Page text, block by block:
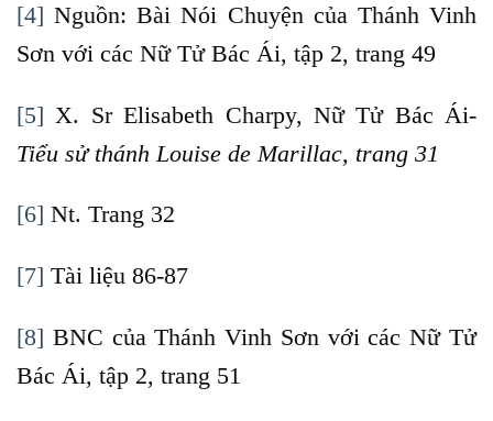
[4] Nguồn: Bài Nói Chuyện của Thánh Vinh
Sơn với các Nữ Tử Bác Ái, tập 2, trang 49
[5] X. Sr Elisabeth Charpy, Nữ Tử Bác Ái-
Tiểu sử thánh Louise de Marillac, trang 31
[6] Nt. Trang 32
[7] Tài liệu 86-87
[8] BNC của Thánh Vinh Sơn với các Nữ Tử
Bác Ái, tập 2, trang 51